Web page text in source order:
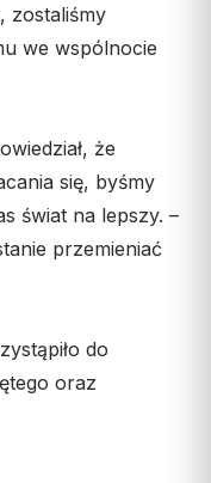
zostaliśmy
we wspólnocie
że
się, byśmy
świat na lepszy. –
przemieniać
do
oraz